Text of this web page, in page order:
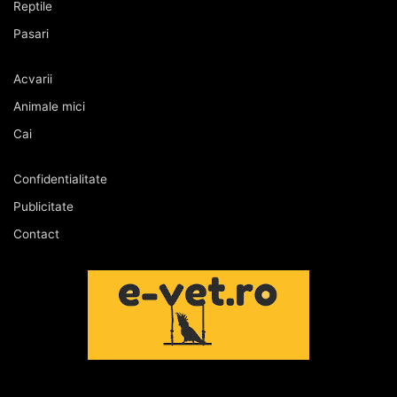
Reptile
Pasari
Acvarii
Animale mici
Cai
Confidentialitate
Publicitate
Contact